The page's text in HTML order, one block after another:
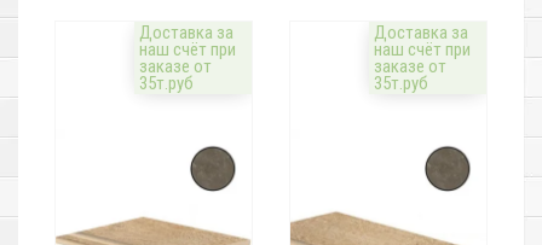
Доставка за
наш счёт при
заказе от
35т.руб
Доставка за
наш счёт при
заказе от
35т.руб